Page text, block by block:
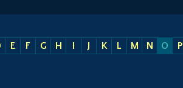
E F G H I J K L M N O P